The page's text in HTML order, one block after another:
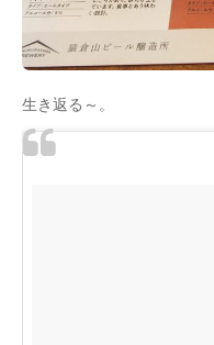
生き返る～。